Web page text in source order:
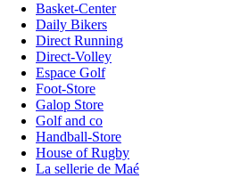
Basket-Center
Daily Bikers
Direct Running
Direct-Volley
Espace Golf
Foot-Store
Galop Store
Golf and co
Handball-Store
House of Rugby
La sellerie de Maé